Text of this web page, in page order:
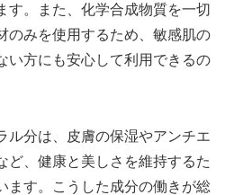
す。また、化学合成物質を一切
のみを使用するため、敏感肌の
い方にも安心して利用できるの
ル分は、皮膚の保湿やアンチエ
ど、健康と美しさを維持するた
ます。こうした成分の働きが総